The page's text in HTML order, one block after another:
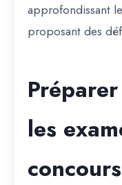
approfondissant
proposant des
les
concours